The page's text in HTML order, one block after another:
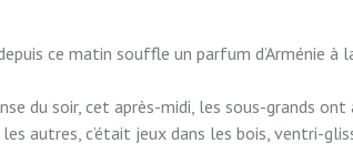
ce matin souffle un parfum d’Arménie à
du soir, cet après-midi, les sous-grands
autres, c’était jeux dans les bois, ventri-